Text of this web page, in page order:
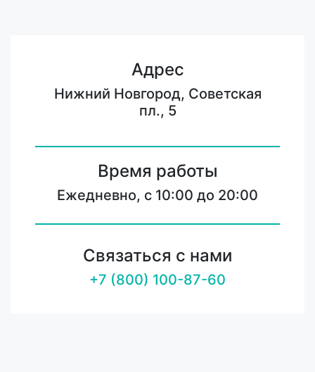
Адрес
Нижний Новгород, Советская
пл., 5
Время работы
Ежедневно, с 10:00 до 20:00
Связаться с нами
+7 (800) 100-87-60